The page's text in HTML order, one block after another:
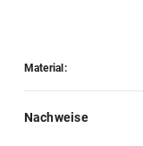
Material:
Nachweise